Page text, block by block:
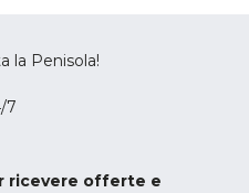
la Penisola!
7
ricevere offerte e